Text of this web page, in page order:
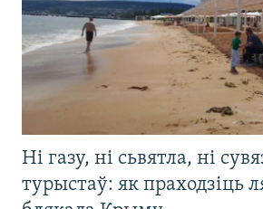
Ні газу, ні сьвятла, ні
турыстаў: як праходзіць